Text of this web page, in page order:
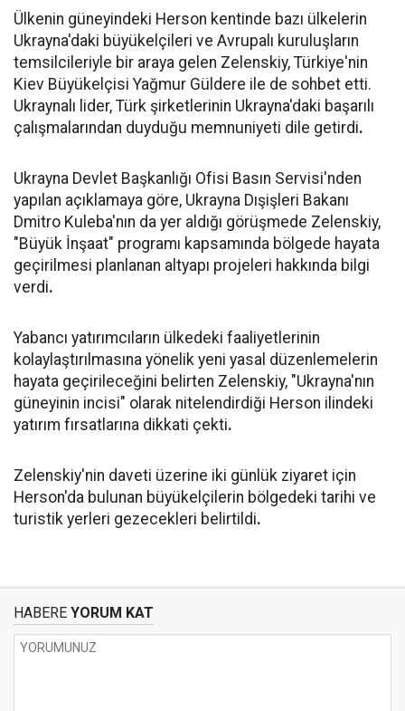
Ülkenin güneyindeki Herson kentinde bazı ülkelerin
Ukrayna'daki büyükelçileri ve Avrupalı kuruluşların
temsilcileriyle bir araya gelen Zelenskiy, Türkiye'nin
Kiev Büyükelçisi Yağmur Güldere ile de sohbet etti.
Ukraynalı lider, Türk şirketlerinin Ukrayna'daki başarılı
çalışmalarından duyduğu memnuniyeti dile getirdi.
Ukrayna Devlet Başkanlığı Ofisi Basın Servisi'nden
yapılan açıklamaya göre, Ukrayna Dışişleri Bakanı
Dmitro Kuleba'nın da yer aldığı görüşmede Zelenskiy,
"Büyük İnşaat" programı kapsamında bölgede hayata
geçirilmesi planlanan altyapı projeleri hakkında bilgi
verdi.
Yabancı yatırımcıların ülkedeki faaliyetlerinin
kolaylaştırılmasına yönelik yeni yasal düzenlemelerin
hayata geçirileceğini belirten Zelenskiy, "Ukrayna'nın
güneyinin incisi" olarak nitelendirdiği Herson ilindeki
yatırım fırsatlarına dikkati çekti.
Zelenskiy'nin daveti üzerine iki günlük ziyaret için
Herson'da bulunan büyükelçilerin bölgedeki tarihi ve
turistik yerleri gezecekleri belirtildi.
HABERE YORUM KAT